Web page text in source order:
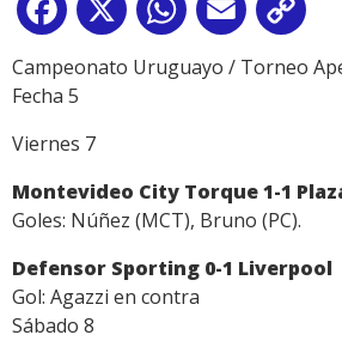
Facebook
X WhatsApp
Email
Campeonato Uruguayo / Torneo
Fecha 5
Viernes 7
Montevideo City Torque 1-1
Goles: Núñez (MCT), Bruno (PC).
Defensor Sporting 0-1 Liverpool
Gol: Agazzi en contra
Sábado 8